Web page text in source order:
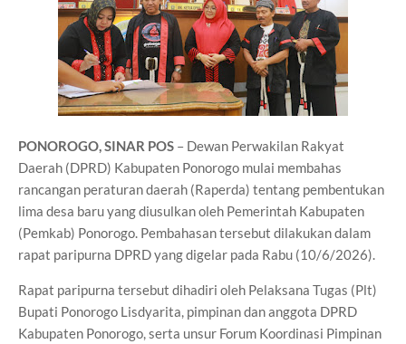
PONOROGO, SINAR POS – Dewan Perwakilan Rakyat
Daerah (DPRD) Kabupaten Ponorogo mulai membahas
rancangan peraturan daerah (Raperda) tentang pembentukan
lima desa baru yang diusulkan oleh Pemerintah Kabupaten
(Pemkab) Ponorogo. Pembahasan tersebut dilakukan dalam
rapat paripurna DPRD yang digelar pada Rabu (10/6/2026).
Rapat paripurna tersebut dihadiri oleh Pelaksana Tugas (Plt)
Bupati Ponorogo Lisdyarita, pimpinan dan anggota DPRD
Kabupaten Ponorogo, serta unsur Forum Koordinasi Pimpinan